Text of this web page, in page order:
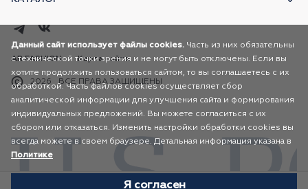
2026 ВСЕ ПРАВА ЗАЩИЩЕНЫ
AR FASHION Карта сайта
Данный сайт использует файлы cookies. Часть из них обязательны
с технической точки зрения и не могут быть отключены. Если вы
хотите продолжить пользоваться сайтом, то вы соглашаетесь с их
обработкой. Часть файлов cookies осуществляет сбор
аналитической информации для улучшения сайта и формирования
индивидуальных предложений. Вы можете согласиться с их
сбором или отказаться. Изменить настройки обработки cookies вы
всегда можете в своем браузере. Детальная информация указана в
Политике
Я согласен